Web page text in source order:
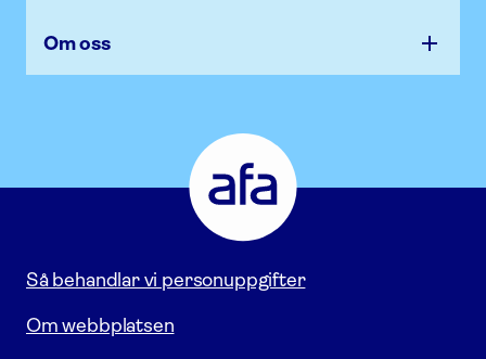
Om oss
Försäkring
Gå
till
startsidan
Så behandlar vi personuppgifter
Om webbplatsen